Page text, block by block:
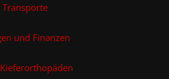
und Finanzen